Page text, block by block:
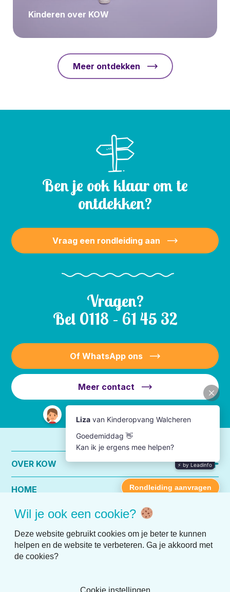
Kinderen over KOW
Meer ontdekken
Ben je ook klaar om te
ontdekken?
Vraag een rondleiding aan
Vragen?
Bel 0118 – 61 45 32
Of WhatsApp ons
Meer contact
OVER KOW
HOME
PRAKTISCHE INFO
Wil je ook een cookie?
Deze website gebruikt cookies om je beter te kunnen
helpen en de website te verbeteren. Ga je akkoord met
de cookies?
Cookie instellingen